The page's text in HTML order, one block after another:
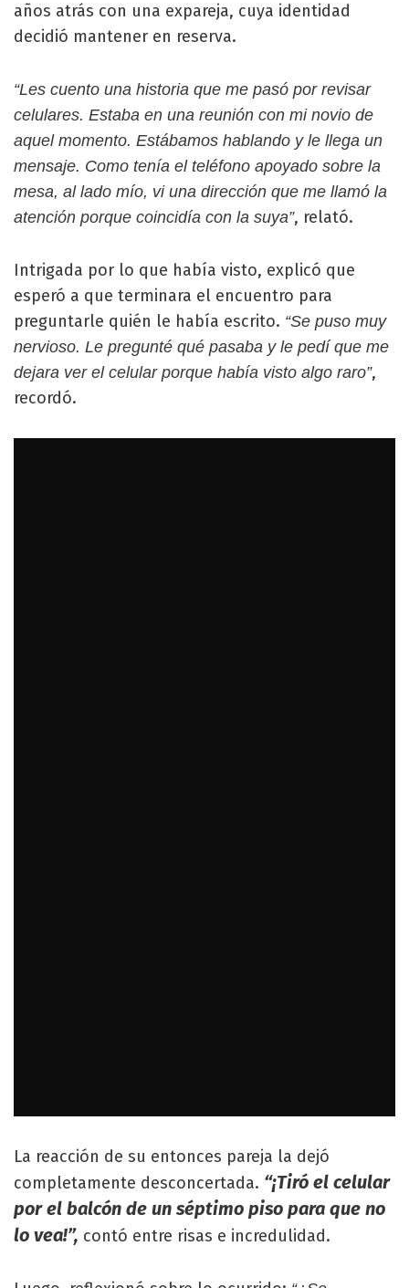
años atrás con una expareja, cuya identidad
decidió mantener en reserva.
“Les cuento una historia que me pasó por revisar
celulares. Estaba en una reunión con mi novio de
aquel momento. Estábamos hablando y le llega un
mensaje. Como tenía el teléfono apoyado sobre la
mesa, al lado mío, vi una dirección que me llamó la
atención porque coincidía con la suya”, relató.
Intrigada por lo que había visto, explicó que
esperó a que terminara el encuentro para
preguntarle quién le había escrito. “Se puso muy
nervioso. Le pregunté qué pasaba y le pedí que me
dejara ver el celular porque había visto algo raro”,
recordó.
La reacción de su entonces pareja la dejó
completamente desconcertada. “¡Tiró el celular
por el balcón de un séptimo piso para que no
lo vea!”, contó entre risas e incredulidad.